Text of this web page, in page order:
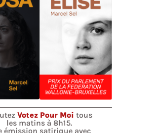
Votez Pour Moi tous
les matins à 8h15.
émission satirique avec